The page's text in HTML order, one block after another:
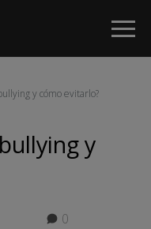
y cómo evitarlo?
y
0